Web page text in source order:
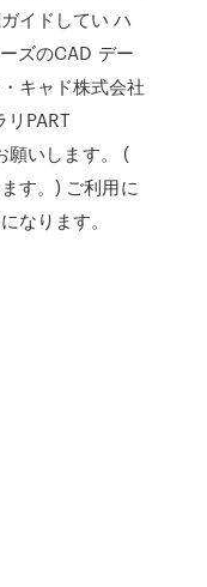
イドしてい ハ
ズのCAD デー
キャド株式会社
PART
いします。 (
す。) ご利用に
なります。